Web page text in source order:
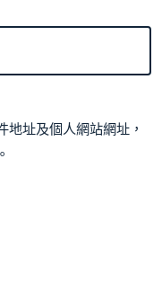
地址及個人網站網址，